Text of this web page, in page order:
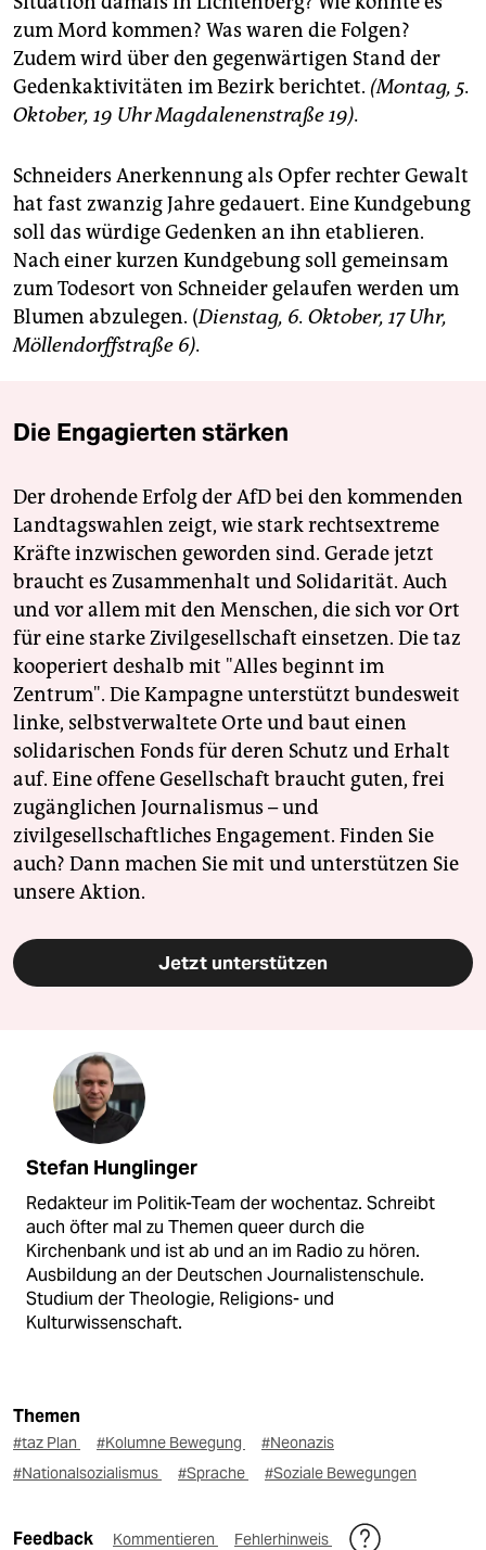
zum Mord kommen? Was waren die Folgen?
Zudem wird über den gegenwärtigen Stand der
Gedenkaktivitäten im Bezirk berichtet. (Montag, 5.
Oktober, 19 Uhr Magdalenenstraße 19).
Schneiders Anerkennung als Opfer rechter Gewalt
hat fast zwanzig Jahre gedauert. Eine Kundgebung
soll das würdige Gedenken an ihn etablieren.
Nach einer kurzen Kundgebung soll gemeinsam
zum Todesort von Schneider gelaufen werden um
Blumen abzulegen. (Dienstag, 6. Oktober, 17 Uhr,
Möllendorffstraße 6).
Die Engagierten stärken
Der drohende Erfolg der AfD bei den kommenden
Landtagswahlen zeigt, wie stark rechtsextreme
Kräfte inzwischen geworden sind. Gerade jetzt
braucht es Zusammenhalt und Solidarität. Auch
und vor allem mit den Menschen, die sich vor Ort
für eine starke Zivilgesellschaft einsetzen. Die taz
kooperiert deshalb mit "Alles beginnt im
Zentrum". Die Kampagne unterstützt bundesweit
linke, selbstverwaltete Orte und baut einen
solidarischen Fonds für deren Schutz und Erhalt
auf. Eine offene Gesellschaft braucht guten, frei
zugänglichen Journalismus – und
zivilgesellschaftliches Engagement. Finden Sie
auch? Dann machen Sie mit und unterstützen Sie
unsere Aktion.
Jetzt unterstützen
Stefan Hunglinger
Redakteur im Politik-Team der wochentaz. Schreibt
auch öfter mal zu Themen queer durch die
Kirchenbank und ist ab und an im Radio zu hören.
Ausbildung an der Deutschen Journalistenschule.
Studium der Theologie, Religions- und
Kulturwissenschaft.
Themen
#taz Plan #Kolumne Bewegung
#Neonazis
#Nationalsozialismus
#Sprache #Soziale Bewegungen
Feedback Kommentieren Fehlerhinweis